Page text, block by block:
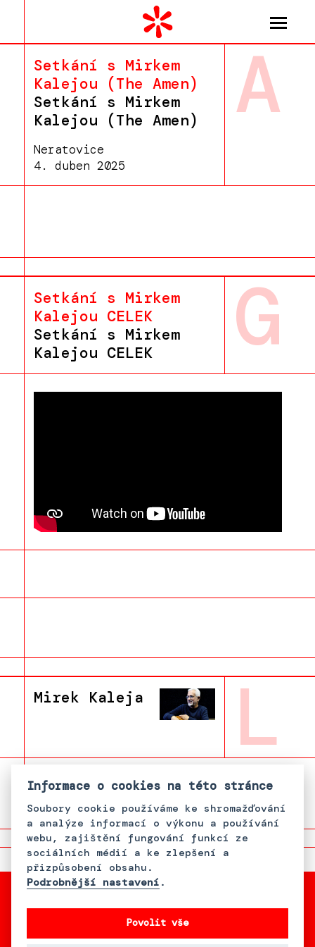
Setkání s Mirkem
Kalejou (The Amen)
Setkání s Mirkem
Kalejou (The Amen)
Neratovice
4. duben 2025
A
Setkání s Mirkem
Kalejou CELEK
Setkání s Mirkem
Kalejou CELEK
G
Mirek Kaleja L
Informace o cookies na této stránce
Soubory cookie používáme ke shromažďování
a analýze informací o výkonu a používání
webu, zajištění fungování funkcí ze
sociálních médií a ke zlepšení a
přizpůsobení obsahu.
Podrobnější nastavení .
Povolit vše